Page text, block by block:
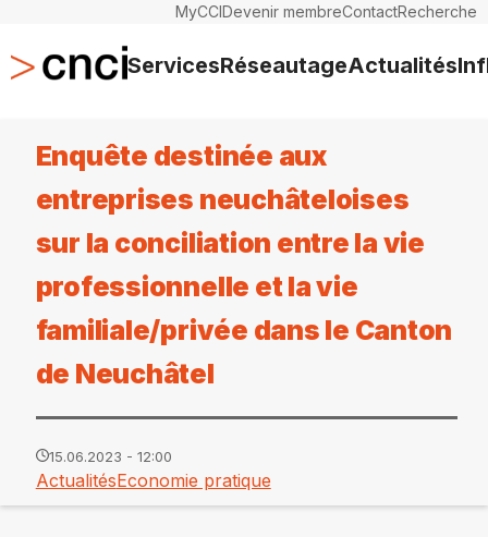
MyCCIDevenir membreContactRecherche
ServicesRéseautageActualités
Enquête destinée aux
entreprises neuchâteloises
sur la conciliation entre la vie
professionnelle et la vie
familiale/privée dans le Canton
de Neuchâtel
15.06.2023 - 12:00
ActualitésEconomie pratique